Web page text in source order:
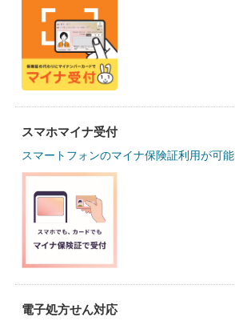
スマホマイナ受付
スマートフォンのマイナ保険証利用が可能
電子処方せん対応